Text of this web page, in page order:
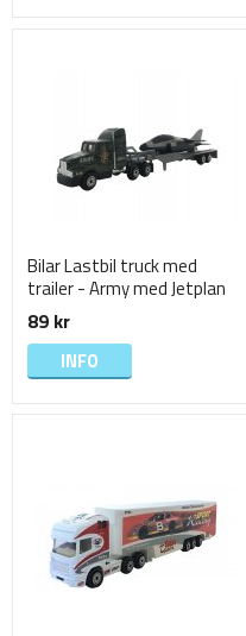
Bilar Lastbil truck med
trailer - Army med Jetplan
19cm
89 kr
INFO